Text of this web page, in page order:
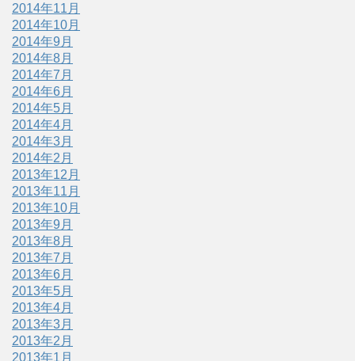
2014年11月
2014年10月
2014年9月
2014年8月
2014年7月
2014年6月
2014年5月
2014年4月
2014年3月
2014年2月
2013年12月
2013年11月
2013年10月
2013年9月
2013年8月
2013年7月
2013年6月
2013年5月
2013年4月
2013年3月
2013年2月
2013年1月